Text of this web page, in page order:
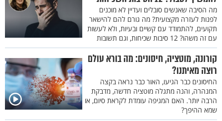
מה הסיבה שאנשים סובלים ועדיין לא מוכנים
לפנות לעזרה מקצועית? מה גורם להם להישאר
תקועים, להתמודד עם קשיים ובעיות, ולא לעשות
עם זה משהו? 12 סיבות שכיחות, וגם תשובות
קורונה, מוטציה, חיסונים: מה בורא עולם
רוצה מאיתנו?
החיסונים כבר הגיעו, האור כבר נראה בקצה
המנהרה, והנה מתגלה מוטציה חדשה, מדבקת
הרבה יותר. האם המגיפה עומדת לקראת סיום, או
שמא ההיפך?